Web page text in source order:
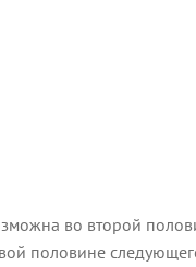
во второй
половине